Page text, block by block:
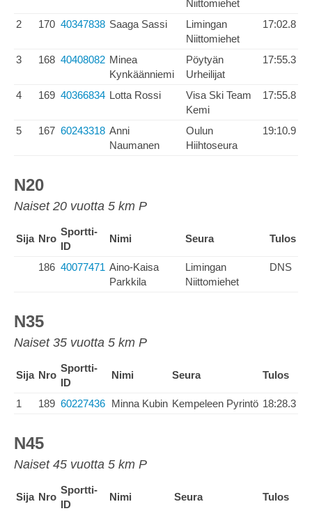
Niittomiehet
2
170 40347838 Saaga Sassi
Limingan
Niittomiehet
17:02.8
3 168 40408082 Minea
Kynkäänniemi
Pöytyän
Urheilijat
17:55.3
4 169 40366834 Lotta Rossi
Visa Ski Team
Kemi
17:55.8
5 167 60243318 Anni
Naumanen
Oulun
Hiihtoseura
19:10.9
N20
Naiset 20 vuotta 5 km P
Sija Nro
Sportti-
ID
Nimi Seura Tulos
186 40077471 Aino-Kaisa
Parkkila
Limingan
Niittomiehet
DNS
N35
Naiset 35 vuotta 5 km P
Sija Nro
Sportti-
ID
Nimi Seura Tulos
1 189 60227436 Minna Kubin Kempeleen Pyrintö 18:28.3
N45
Naiset 45 vuotta 5 km P
Sija Nro
Sportti-
ID
Nimi Seura Tulos